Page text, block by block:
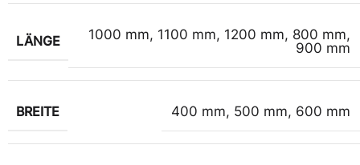
LÄNGE 1000 mm, 1100 mm, 1200 mm, 800 mm,
900 mm
BREITE 400 mm, 500 mm, 600 mm